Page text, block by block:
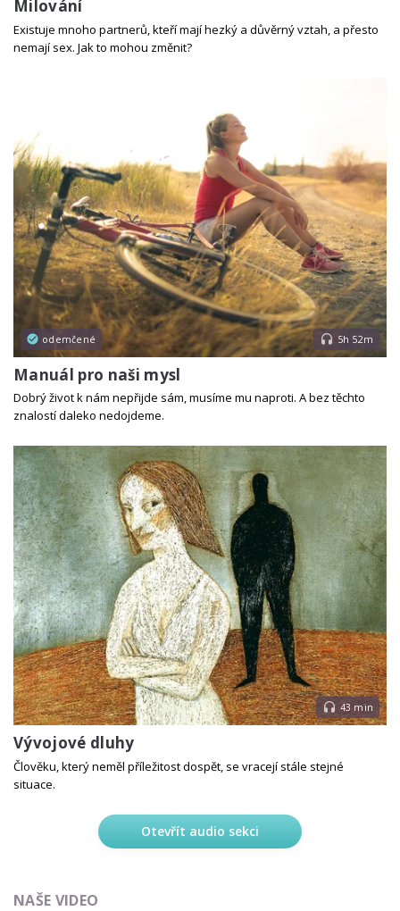
Milování
Existuje mnoho partnerů, kteří mají hezký a důvěrný vztah, a přesto
nemají sex. Jak to mohou změnit?
odemčené 5h 52m
Manuál pro naši mysl
Dobrý život k nám nepřijde sám, musíme mu naproti. A bez těchto
znalostí daleko nedojdeme.
43 min
Vývojové dluhy
Člověku, který neměl příležitost dospět, se vracejí stále stejné
situace.
Otevřít audio sekci
NAŠE VIDEO